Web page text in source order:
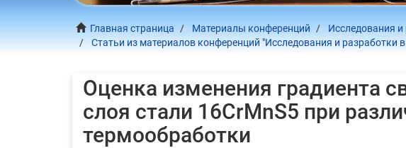
Главная страница Материалы конференций
Исследования и
Статьи из материалов конференций "Исследования и разработки
Оценка изменения градиента
слоя стали 16CrMnS5 при
термообработки